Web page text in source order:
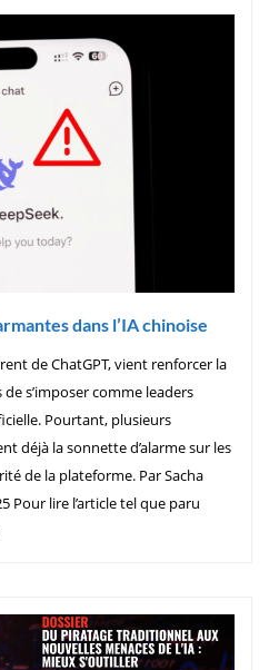
dans l’IA chinoise
de ChatGPT, vient renforcer la
s’imposer comme leaders
Pourtant, plusieurs
déjà la sonnette d’alarme sur les
de la plateforme. Par Sacha
Pour lire l’article tel que paru